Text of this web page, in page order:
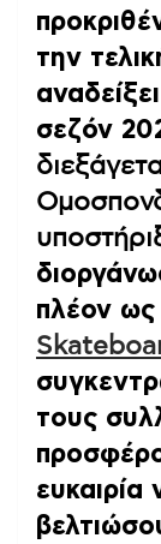
την
σεζόν
πλέον ως
τους
ευκαιρία